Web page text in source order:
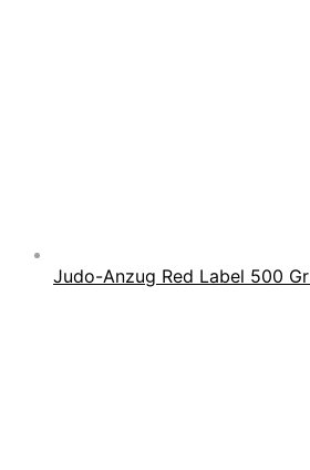
Judo-Anzug Red Label 500 Gr